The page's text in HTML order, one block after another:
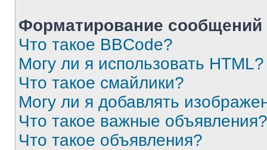
Форматирование
Что такое BBCode?
Могу ли я использовать HTML?
Что такое смайлики?
Могу ли я добавлять
Что такое важные объявления?
Что такое объявления?